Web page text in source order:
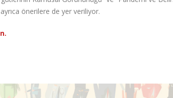
önerilere de yer veriliyor.